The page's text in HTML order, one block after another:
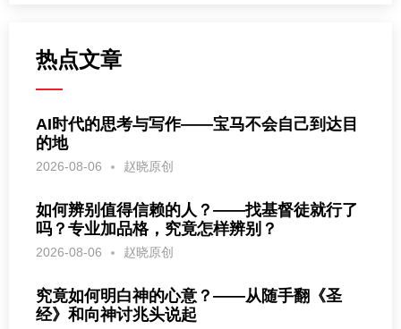
热点文章
AI时代的思考与写作——宝马不会自己到达目
的地
2026-08-06 赵晓原创
如何辨别值得信赖的人？——找基督徒就行了
吗？专业加品格，究竟怎样辨别？
2026-08-06 赵晓原创
究竟如何明白神的心意？——从随手翻《圣
经》和向神讨兆头说起